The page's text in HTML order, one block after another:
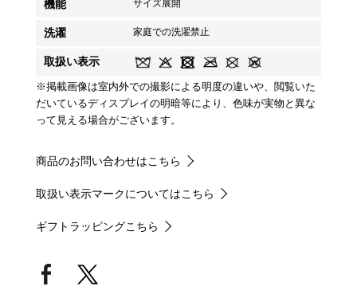
機能 サイズ展開
洗濯 家庭での洗濯禁止
取扱い表示
※掲載画像は室内外での撮影による明度の違いや、閲覧いた
だいているディスプレイの明暗等により、色味が実物と異な
って見える場合がございます。
商品のお問い合わせはこちら
取扱い表示マークについてはこちら
ギフトラッピングこちら